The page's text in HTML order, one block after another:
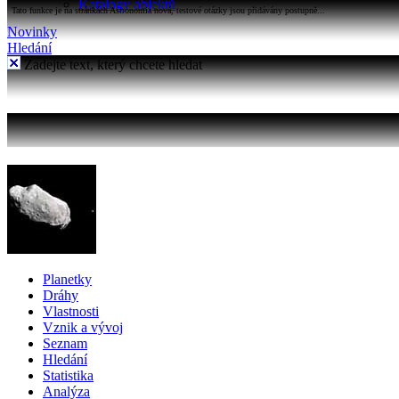
Katalogy objektů
Tato funkce je na stránkách Astronomia nová, testové otázky jsou přidávány postupně...
Novinky
Hledání
Zadejte text, který chcete hledat
Planetky
Dráhy
Vlastnosti
Vznik a vývoj
Seznam
Hledání
Statistika
Analýza